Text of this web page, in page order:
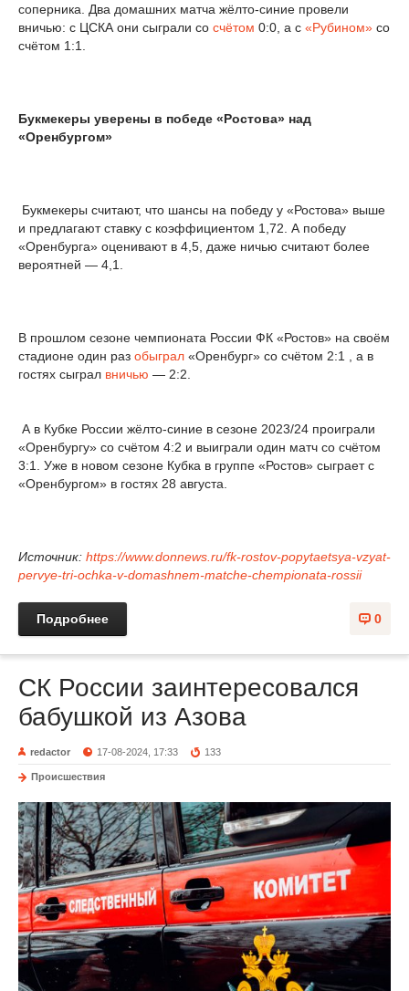
соперника. Два домашних матча жёлто-синие провели
вничью: с ЦСКА они сыграли со счётом 0:0, а с «Рубином» со
счётом 1:1.
Букмекеры уверены в победе «Ростова» над
«Оренбургом»
Букмекеры считают, что шансы на победу у «Ростова» выше
и предлагают ставку с коэффициентом 1,72. А победу
«Оренбурга» оценивают в 4,5, даже ничью считают более
вероятней — 4,1.
В прошлом сезоне чемпионата России ФК «Ростов» на своём
стадионе один раз обыграл «Оренбург» со счётом 2:1 , а в
гостях сыграл вничью — 2:2.
А в Кубке России жёлто-синие в сезоне 2023/24 проиграли
«Оренбургу» со счётом 4:2 и выиграли один матч со счётом
3:1. Уже в новом сезоне Кубка в группе «Ростов» сыграет с
«Оренбургом» в гостях 28 августа.
Источник: https://www.donnews.ru/fk-rostov-popytaetsya-vzyat-
pervye-tri-ochka-v-domashnem-matche-chempionata-rossii
0
Подробнее
СК России заинтересовался
бабушкой из Азова
redactor 17-08-2024, 17:33 133
Происшествия